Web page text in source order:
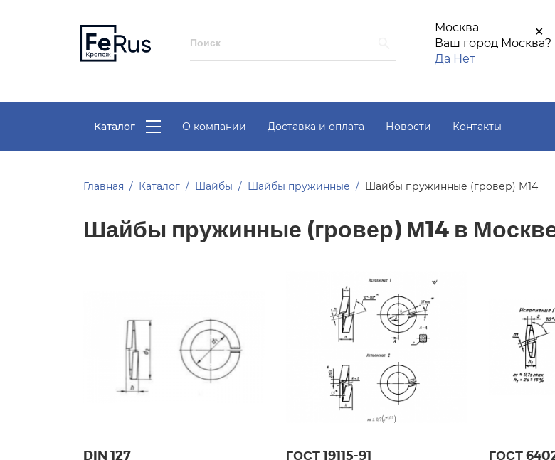
Москва
✕
Ваш город Москва?
Да Нет
Каталог О компании Доставка и оплата Новости Контакты
Главная Каталог Шайбы Шайбы пружинные Шайбы пружинные (гровер) М14
Шайбы пружинные (гровер) М14 в
DIN 127 ГОСТ 19115-91 ГОСТ